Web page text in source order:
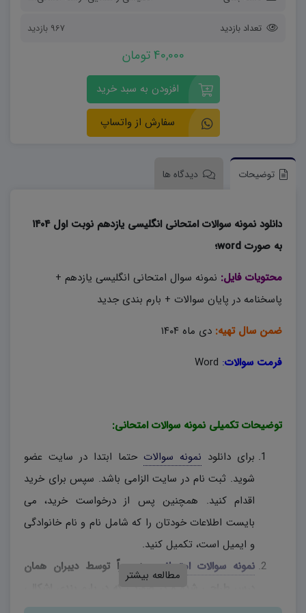
تعداد بازدید 967 بازدید
40,000 تومان
افزودن به سبد خرید
سفارش از واتساپ
توضیحات دیدگاه ها
دانلود نمونه سوالات امتحانی انگلیسی یازدهم نوبت اول ۱۴۰۴
به صورت word؛
محتویات فایل: نمونه سوال امتحانی انگلیسی یازدهم +
پاسخنامه در پایان سوالات + بارم بندی جدید
ضمن سال تهیه: دی ماه ۱۴۰۴
فرمت سوالات:
توضیحات تکمیلی نمونه سوالات امتحانی:
برای دانلود نمونه سوالات حتما ابتدا در سایت عضو
شوید. ثبت نام در سایت الزامی باشد. سپس برای خرید
اقدام کنید. همچنین پس از درخواست خرید، می
بایست اطلاعات خودتان را که شامل نام و نام خانوادگی
و ایمیل است، تکمیل کنید.
نمونه سوالات امتحانی
، منحصراً توسط دیبران همان
مطالعه بیشتر